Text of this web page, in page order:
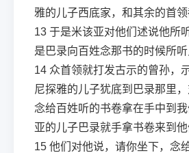
雅的儿子西底家，和其余的首领
13 于是米该亚对他们述说他所
是巴录向百姓念那书的时候所听
14 众首领就打发古示的曾孙，
尼探雅的儿子犹底到巴录那里
念给百姓听的书卷拿在手中到
亚的儿子巴录就手拿书卷来到他
15 他们对他说，请你坐下，念